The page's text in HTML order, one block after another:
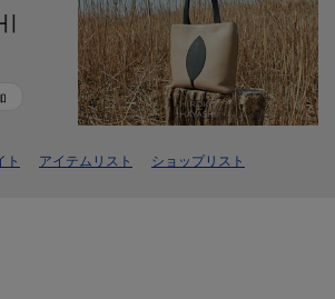
ト アイテムリスト ショップリスト